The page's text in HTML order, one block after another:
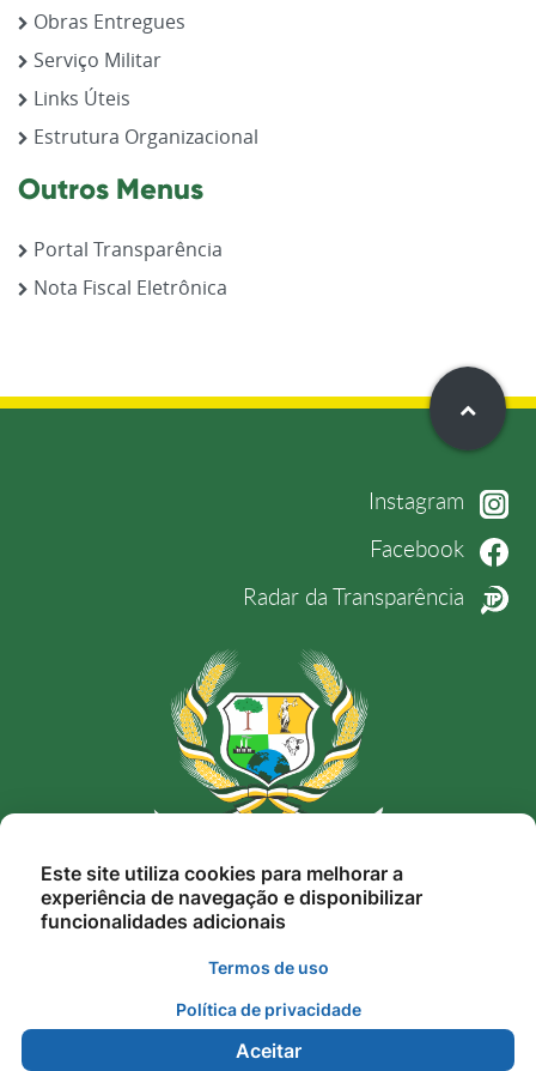
Obras Entregues
Serviço Militar
Links Úteis
Estrutura Organizacional
Outros Menus
Portal Transparência
Nota Fiscal Eletrônica
Instagram
Facebook
Radar da Transparência
Rua Nunes Freire, 12, Alto da Bela Vista, Novo
Mundo-MT, Cep. 78.528-000
Este site utiliza cookies para melhorar a
experiência de navegação e disponibilizar
funcionalidades adicionais
Termos de uso
Política de privacidade
Aceitar